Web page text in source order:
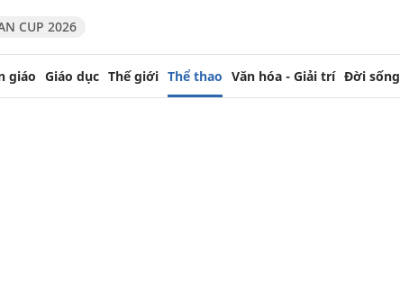
CUP 2026
giáo Giáo dục Thế giới Thể thao Văn hóa - Giải trí Đời sống